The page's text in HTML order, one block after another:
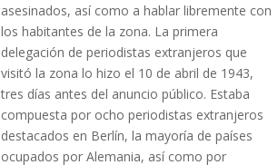
asesinados, así como a hablar libremente con
los habitantes de la zona. La primera
delegación de periodistas extranjeros que
visitó la zona lo hizo el 10 de abril de 1943,
tres días antes del anuncio público. Estaba
compuesta por ocho periodistas extranjeros
destacados en Berlín, la mayoría de países
ocupados por Alemania, así como por